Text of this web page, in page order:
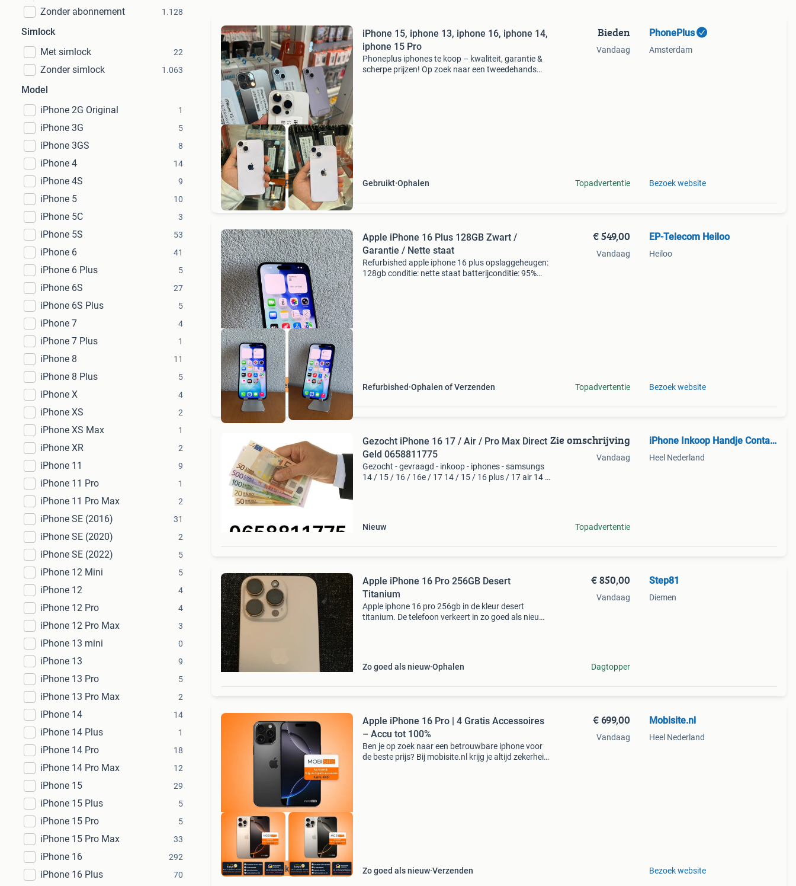
Zonder abonnement 1.128
Simlock
Met simlock
22
Zonder simlock 1.063
Model
iPhone 2G Original
1
iPhone 3G 5
iPhone 3GS 8
iPhone 4 14
iPhone 4S 9
iPhone 5 10
iPhone 5C 3
iPhone 5S 53
iPhone 6 41
iPhone 6 Plus 5
iPhone 6S 27
iPhone 6S Plus 5
iPhone 7 4
iPhone 7 Plus 1
iPhone 8 11
iPhone 8 Plus 5
iPhone X 4
iPhone XS 2
iPhone XS Max 1
iPhone XR 2
iPhone 11 9
iPhone 11 Pro 1
iPhone 11 Pro Max 2
iPhone SE (2016) 31
iPhone SE (2020) 2
iPhone SE (2022) 5
iPhone 12 Mini 5
iPhone 12 4
iPhone 12 Pro 4
iPhone 12 Pro Max 3
iPhone 13 mini 0
iPhone 13 9
iPhone 13 Pro 5
iPhone 13 Pro Max 2
iPhone 14 14
iPhone 14 Plus 1
iPhone 14 Pro 18
iPhone 14 Pro Max 12
iPhone 15 29
iPhone 15 Plus 5
iPhone 15 Pro 5
iPhone 15 Pro Max 33
iPhone 16 292
iPhone 16 Plus 70
Afgeprijsd
iPhone 15, iphone 13, iphone 16, iphone 14,
iphone 15 Pro
Phoneplus iphones te koop – kwaliteit, garantie &
scherpe prijzen! Op zoek naar een tweedehands
Gebruikt Ophalen
Bieden
Vandaag
Topadvertentie
PhonePlus
Amsterdam
Bezoek website
Gratis verzending
Apple iPhone 16 Plus 128GB Zwart /
Garantie / Nette staat
Refurbished apple iphone 16 plus opslaggeheugen:
128gb conditie: nette staat batterijconditie: 95%
Refurbished Ophalen of Verzenden
€ 549,00
Vandaag
Topadvertentie
EP-Telecom Heiloo
Heiloo
Bezoek website
Gezocht iPhone 16 17 / Air / Pro Max Direct
Geld 0658811775
Gezocht - gevraagd - inkoop - iphones - samsungs
14 / 15 / 16 / 16e / 17 14 / 15 / 16 plus / 17 air 14 /
Nieuw
Zie omschrijving
Vandaag
Topadvertentie
iPhone Inkoop Handje Contantje
Heel Nederland
Apple iPhone 16 Pro 256GB Desert
Titanium
Apple iphone 16 pro 256gb in de kleur desert
titanium. De telefoon verkeert in zo goed als nieuw
Zo goed als nieuw Ophalen
€ 850,00
Vandaag
Dagtopper
Step81
Diemen
Weekdeal
Apple iPhone 16 Pro | 4 Gratis Accessoires
– Accu tot 100%
Ben je op zoek naar een betrouwbare iphone voor
de beste prijs? Bij mobisite.nl krijg je altijd zekerheid,
Zo goed als nieuw Verzenden
€ 699,00
Vandaag
Mobisite.nl
Heel Nederland
Bezoek website